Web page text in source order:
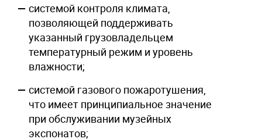
системой контроля климата,
позволяющей поддерживать
указанный грузовладельцем
температурный режим и уровень
влажности;
системой газового пожаротушения,
что имеет принципиальное значение
при обслуживании музейных
экспонатов;